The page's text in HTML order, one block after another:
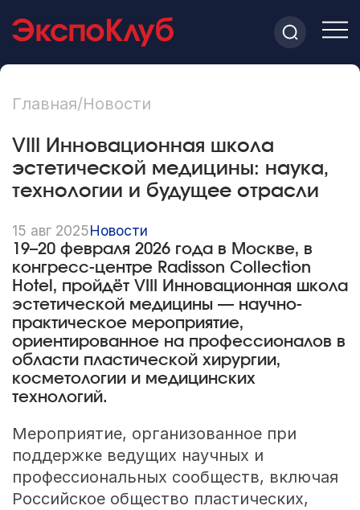
Главная/Новости
VIII Инновационная школа
эстетической медицины: наука,
технологии и будущее отрасли
15 авг 2025Новости
19–20 февраля 2026 года в Москве, в
конгресс-центре Radisson Collection
Hotel, пройдёт VIII Инновационная школа
эстетической медицины — научно-
практическое мероприятие,
ориентированное на профессионалов в
области пластической хирургии,
косметологии и медицинских
технологий.
Мероприятие, организованное при
поддержке ведущих научных и
профессиональных сообществ, включая
Российское общество пластических,